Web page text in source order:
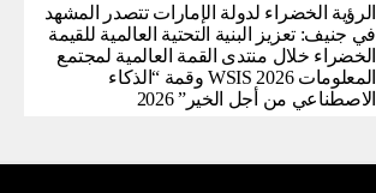
الرؤية الخضراء لدولة الإمارات تتصدر المشهد
في جنيف: تعزيز البنية التحتية العالمية للقيمة
الخضراء خلال منتدى القمة العالمية لمجتمع
المعلومات WSIS 2026 وقمة “الذكاء
الاصطناعي من أجل الخير” 2026